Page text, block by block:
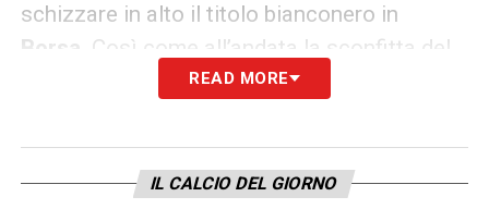
schizzare in alto il titolo bianconero in
Borsa
. Così come all’andata la sconfitta del
Wanda Metropolitanoaveva un po’ depresso
Stadiumha generato un ottimismo
incredibile da parte di investitori ed azionisti
READ MORE
IL CALCIO DEL GIORNO